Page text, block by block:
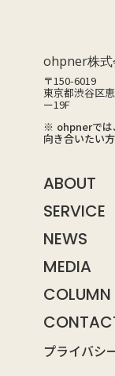
ohpner株式
〒150-6019
東京都渋谷区
ー19F
※ ohpnerでは
向き合いたい
ABOUT
SERVICE
NEWS
MEDIA
COLUMN
プライバシ